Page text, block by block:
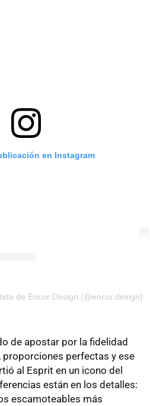
en Instagram
de Encor Design (@encor.design)
de apostar por la fidelidad
proporciones perfectas y ese
al Esprit en un icono del
están en los detalles:
escamoteables más